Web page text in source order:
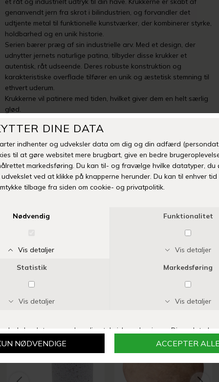
genanvendt jern fra skrot i bilindustrien, og forvandler det
udtjente metal til funktionelle kunstværker, der kombinerer styrke,
holdbarhed og en unik historie.
Serien bærer præg af sin industrielle arv. Med et design, der
udnytter jernets naturlige patina, tilbyder disse krukker et
autentisk, råt udseende. Deres robuste konstruktion og
karakteristiske overflade tilfører en unik og æstetisk stemning til
ethvert uderum.
Krukkerne vil patinere med tiden, hvilket giver dem en helt særlig
glød.
dræne overskydende vand fra planterne.
Krukkerne er frostsikre i temperaturer ned til -10 grader celcius.
Med krukken medfølger også en prop til hullet i bunden, så du
kan bruge krukken indendørs.
Tilføj til Ønskeskyen
Vi anbefaler også